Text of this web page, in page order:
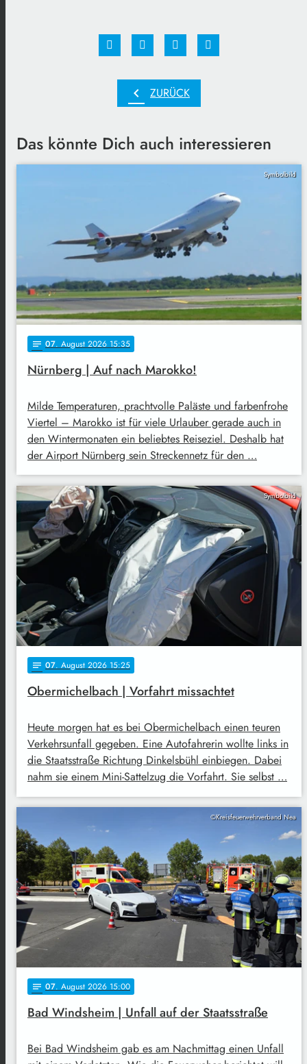
chevron_left ZURÜCK
Das könnte Dich auch interessieren
Symbolbild
notes 07. August 2026 15:35
Nürnberg | Auf nach Marokko!
Milde Temperaturen, prachtvolle Paläste und farbenfrohe
Viertel – Marokko ist für viele Urlauber gerade auch in
den Wintermonaten ein beliebtes Reiseziel. Deshalb hat
der Airport Nürnberg sein Streckennetz für den …
Symbolbild
notes 07. August 2026 15:25
Obermichelbach | Vorfahrt missachtet
Heute morgen hat es bei Obermichelbach einen teuren
Verkehrsunfall gegeben. Eine Autofahrerin wollte links in
die Staatsstraße Richtung Dinkelsbühl einbiegen. Dabei
nahm sie einem Mini-Sattelzug die Vorfahrt. Sie selbst …
©Kreisfeuerwehrverband Nea
notes 07. August 2026 15:00
Bad Windsheim | Unfall auf der Staatsstraße
Bei Bad Windsheim gab es am Nachmittag einen Unfall